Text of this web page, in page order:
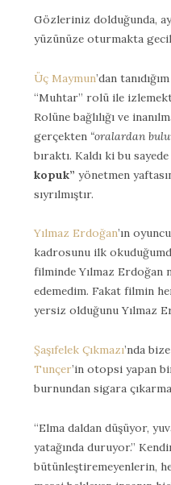
Gözleriniz dolduğunda,
yüzünüze oturmakta
Üç Maymun’dan tanıdığım
“Muhtar” rolü ile
Rolüne bağlılığı ve
gerçekten “oralardan
bıraktı. Kaldı ki bu
kopuk” yönetmen
sıyrılmıştır.
Yılmaz Erdoğan’ın
kadrosunu ilk
filminde Yılmaz Erdoğan
edemedim. Fakat filmin
yersiz olduğunu Yılmaz
Şaşıfelek Çıkmazı’nda
Tunçer’in otopsi yapan
burnundan sigara çıkarma
“Elma daldan düşüyor,
yatağında duruyor.”
bütünleştiremeyenlerin,